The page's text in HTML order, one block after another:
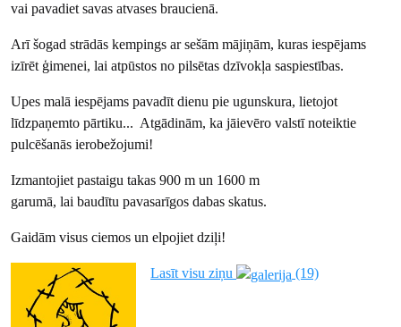
vai pavadiet savas atvases braucienā.
Arī šogad strādās kempings ar sešām mājiņām, kuras iespējams
izīrēt ģimenei, lai atpūstos no pilsētas dzīvokļa saspiestības.
Upes malā iespējams pavadīt dienu pie ugunskura, lietojot
līdzpaņemto pārtiku... Atgādinām, ka jāievēro valstī noteiktie
pulcēšanās ierobežojumi!
Izmantojiet pastaigu takas 900 m un 1600 m
garumā, lai baudītu pavasarīgos dabas skatus.
Gaidām visus ciemos un elpojiet dziļi!
Lasīt visu ziņu (19)